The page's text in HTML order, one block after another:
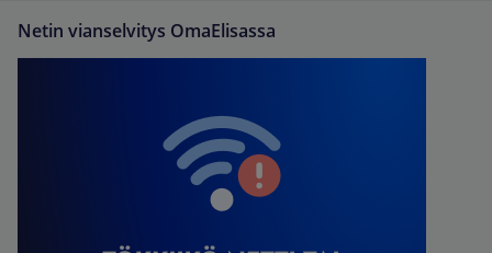
Netin vianselvitys OmaElisassa